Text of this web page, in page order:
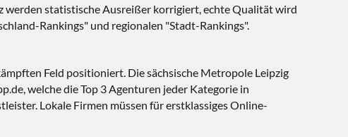
werden statistische Ausreißer korrigiert, echte Qualität wird
Rankings" und regionalen "Stadt-Rankings".
Feld positioniert. Die sächsische Metropole Leipzig
welche die Top 3 Agenturen jeder Kategorie in
Lokale Firmen müssen für erstklassiges Online-